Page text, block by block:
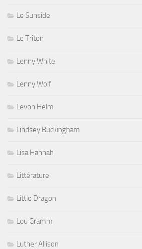
Le Sunside
Le Triton
Lenny White
Lenny Wolf
Levon Helm
Lindsey Buckingham
Lisa Hannah
Littérature
Little Dragon
Lou Gramm
Luther Allison